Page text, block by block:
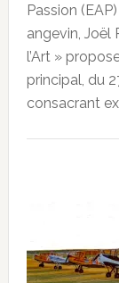
Passion
angevin, Joël
l’Art »
principal, du
consacrant